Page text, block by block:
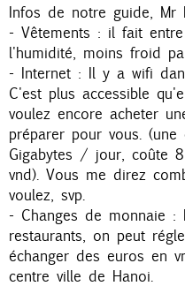
Infos de notre guide, Mr
- Vêtements : il fait
l'humidité, moins froid
- Internet : Il y a wifi
C'est plus accessible
voulez encore acheter
préparer pour vous.
Gigabytes / jour, coûte
vnd). Vous me direz
voulez, svp.
- Changes de monnaie :
restaurants, on peut
échanger des euros en
centre ville de Hanoi.